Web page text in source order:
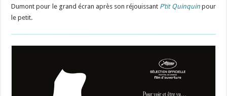
Dumont pour le grand écran après son réjouissant P’tit Quinquinpour
le petit.